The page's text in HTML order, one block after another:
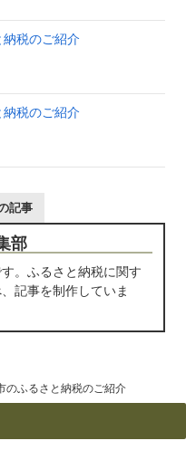
納税のご紹介
税のご紹介
記事
部
。ふるさと納税に関す
記事を制作していま
のふるさと納税のご紹介